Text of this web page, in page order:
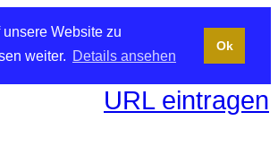
Website zu
weiter. Details ansehen
Ok
URL eintragen